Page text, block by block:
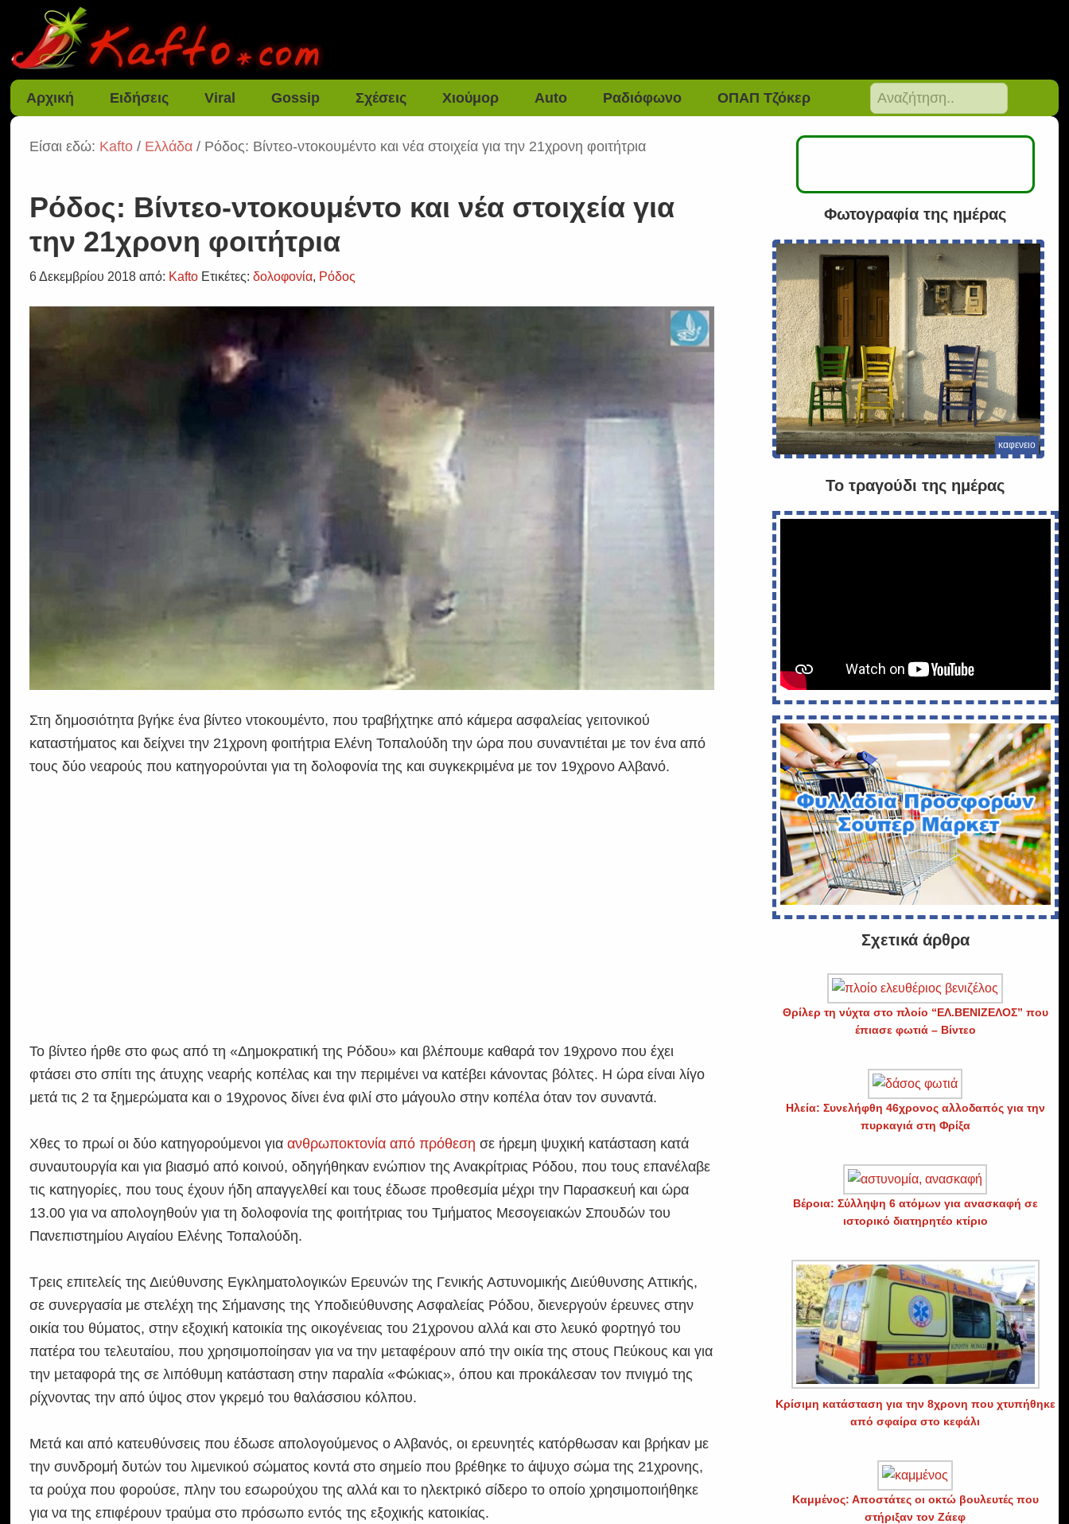
Αρχική Ειδήσεις Viral Gossip Σχέσεις Χιούμορ Auto Ραδιόφωνο ΟΠΑΠ Τζόκερ
Είσαι εδώ: Kafto / Ελλάδα / Ρόδος: Βίντεο-ντοκουμέντο και νέα στοιχεία για την 21χρονη φοιτήτρια
Ρόδος: Βίντεο-ντοκουμέντο και νέα στοιχεία για
την 21χρονη φοιτήτρια
6 Δεκεμβρίου 2018 από: Kafto Ετικέτες:δολοφονία, Ρόδος
Στη δημοσιότητα βγήκε ένα βίντεο ντοκουμέντο, που τραβήχτηκε από κάμερα ασφαλείας γειτονικού
καταστήματος και δείχνει την 21χρονη φοιτήτρια Ελένη Τοπαλούδη την ώρα που συναντιέται με τον ένα από
τους δύο νεαρούς που κατηγορούνται για τη δολοφονία της και συγκεκριμένα με τον 19χρονο Αλβανό.
Το βίντεο ήρθε στο φως από τη «Δημοκρατική της Ρόδου» και βλέπουμε καθαρά τον 19χρονο που έχει
φτάσει στο σπίτι της άτυχης νεαρής κοπέλας και την περιμένει να κατέβει κάνοντας βόλτες. Η ώρα είναι λίγο
μετά τις 2 τα ξημερώματα και ο 19χρονος δίνει ένα φιλί στο μάγουλο στην κοπέλα όταν τον συναντά.
Χθες το πρωί οι δύο κατηγορούμενοι γιαανθρωποκτονία από πρόθεση σε ήρεμη ψυχική κατάσταση κατά
συναυτουργία και για βιασμό από κοινού, οδηγήθηκαν ενώπιον της Ανακρίτριας Ρόδου, που τους επανέλαβε
τις κατηγορίες, που τους έχουν ήδη απαγγελθεί και τους έδωσε προθεσμία μέχρι την Παρασκευή και ώρα
13.00 για να απολογηθούν για τη δολοφονία της φοιτήτριας του Τμήματος Μεσογειακών Σπουδών του
Πανεπιστημίου Αιγαίου Ελένης Τοπαλούδη.
Τρεις επιτελείς της Διεύθυνσης Εγκληματολογικών Ερευνών της Γενικής Αστυνομικής Διεύθυνσης Αττικής,
σε συνεργασία με στελέχη της Σήμανσης της Υποδιεύθυνσης Ασφαλείας Ρόδου, διενεργούν έρευνες στην
οικία του θύματος, στην εξοχική κατοικία της οικογένειας του 21χρονου αλλά και στο λευκό φορτηγό του
πατέρα του τελευταίου, που χρησιμοποίησαν για να την μεταφέρουν από την οικία της στους Πεύκους και για
την μεταφορά της σε λιπόθυμη κατάσταση στην παραλία «Φώκιας», όπου και προκάλεσαν τον πνιγμό της
ρίχνοντας την από ύψος στον γκρεμό του θαλάσσιου κόλπου.
Μετά και από κατευθύνσεις που έδωσε απολογούμενος ο Αλβανός, οι ερευνητές κατόρθωσαν και βρήκαν με
την συνδρομή δυτών του λιμενικού σώματος κοντά στο σημείο που βρέθηκε το άψυχο σώμα της 21χρονης,
τα ρούχα που φορούσε, πλην του εσωρούχου της αλλά και το ηλεκτρικό σίδερο το οποίο χρησιμοποιήθηκε
για να της επιφέρουν τραύμα στο πρόσωπο εντός της εξοχικής κατοικίας.
Φωτογραφία της ημέρας
καφενειο
Το τραγούδι της ημέρας
Σχετικά άρθρα
Θρίλερ τη νύχτα στο πλοίο “ΕΛ.ΒΕΝΙΖΕΛΟΣ” που
έπιασε φωτιά – Βίντεο
Ηλεία: Συνελήφθη 46χρονος αλλοδαπός για την
πυρκαγιά στη Φρίξα
Βέροια: Σύλληψη 6 ατόμων για ανασκαφή σε
ιστορικό διατηρητέο κτίριο
Κρίσιμη κατάσταση για την 8χρονη που χτυπήθηκε
από σφαίρα στο κεφάλι
Καμμένος: Αποστάτες οι οκτώ βουλευτές που
στήριξαν τον Ζάεφ